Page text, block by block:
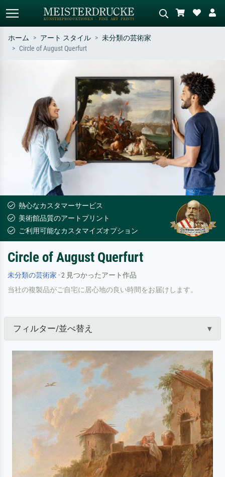
– 例：モネ、星月夜、印象派、北
斎の波、ヌード。
シーンを説明してください – 例：
緑の草原、赤の多い抽象画、暗い
油絵、木のそばの立ち姿のヌー
ド。
ホーム アート スタイル
未分類の芸術家
Circle of August Querfurt
熱心なカスタマーサービス
美術館品質のアートプリント
ご利用可能なカスタマイズオプション
Circle of August Querfurt
未分類の芸術家 · 2 見つかったアート作品
当社の複製品がご自宅に居心地の良い時間をお届けします。
フィルター/並べ替え